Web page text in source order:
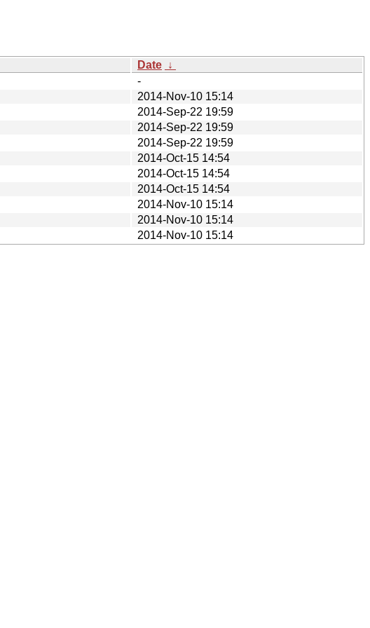
Date ↓
-
2014-Nov-10 15:14
2014-Sep-22 19:59
2014-Sep-22 19:59
2014-Sep-22 19:59
2014-Oct-15 14:54
2014-Oct-15 14:54
2014-Oct-15 14:54
2014-Nov-10 15:14
2014-Nov-10 15:14
2014-Nov-10 15:14